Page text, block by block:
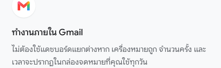
ทำงานภายใน Gmail
ไม่ต้องใช้แดชบอร์ดแยกต่างหาก เครื่องหมายถูก จำนวนครั้ง และ
เวลาจะปรากฏในกล่องจดหมายที่คุณใช้ทุกวัน